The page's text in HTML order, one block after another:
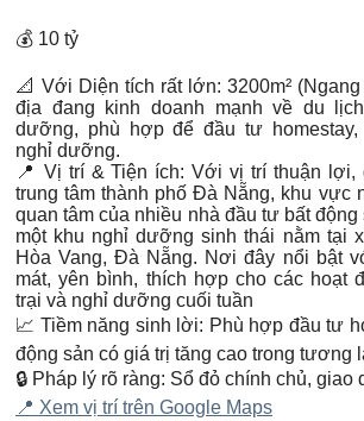
💰 10 tỷ
📐 Với Diện tích rất lớn: 3200m²
địa đang kinh doanh mạnh về du
dưỡng, phù hợp để đầu tư homestay,
nghỉ dưỡng.
📍 Vị trí & Tiện ích: Với vị trí thuận lợi,
trung tâm thành phố Đà Nẵng, khu vực
quan tâm của nhiều nhà đầu tư bất
một khu nghỉ dưỡng sinh thái nằm tại
Hòa Vang, Đà Nẵng. Nơi đây nổi bật
mát, yên bình, thích hợp cho các hoạt
trại và nghỉ dưỡng cuối tuần
📈 Tiềm năng sinh lời: Phù hợp đầu tư
động sản có giá trị tăng cao trong tương
🔒 Pháp lý rõ ràng: Sổ đỏ chính chủ, giao
📍 Xem vị trí trên Google Maps